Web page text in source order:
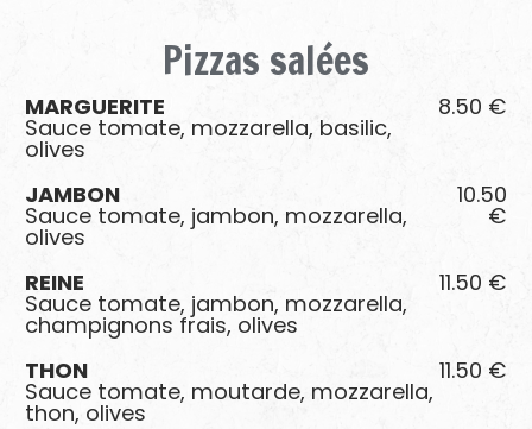
Pizzas salées
MARGUERITE
Sauce tomate, mozzarella, basilic,
olives
8.50 €
JAMBON
Sauce tomate, jambon, mozzarella,
olives
10.50
€
REINE
Sauce tomate, jambon, mozzarella,
champignons frais, olives
11.50 €
THON
Sauce tomate, moutarde, mozzarella,
thon, olives
11.50 €